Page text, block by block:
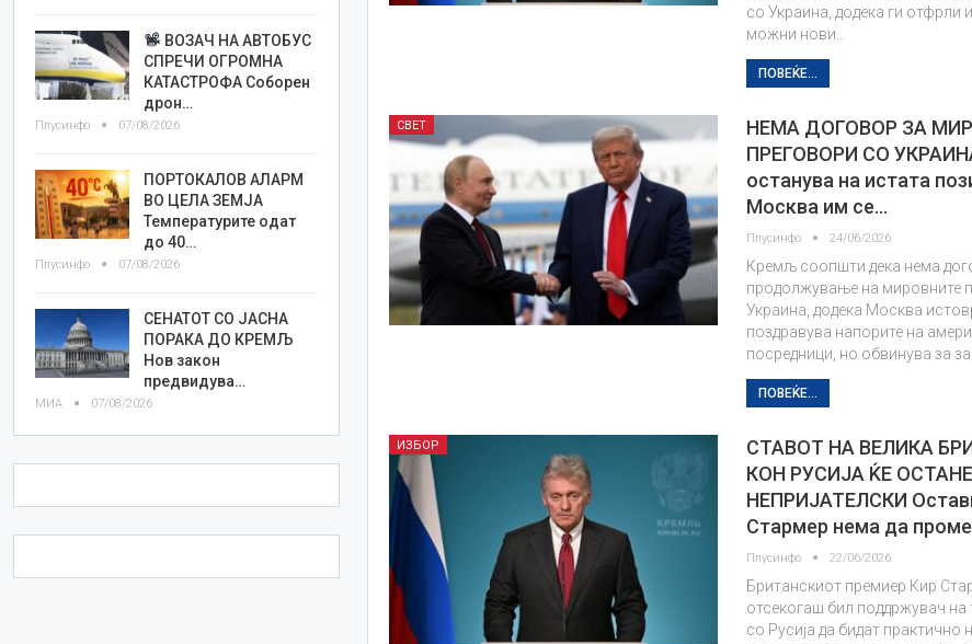
со Украина, додека ги отфрли
можни нови…
ПОВЕЌЕ...
СВЕТ
НЕМА ДОГОВОР ЗА
ПРЕГОВОРИ СО
останува на истата
Москва им се…
Плусинфо 24/06/2026
Кремљ соопшти дека нема
продолжување на мировните
Украина, додека Москва
поздравува напорите на
посредници, но обвинува за
ПОВЕЌЕ...
ИЗБОР
СТАВОТ НА ВЕЛИКА
КОН РУСИЈА ЌЕ ОСТАНЕ
НЕПРИЈАТЕЛСКИ
Стармер нема да
Плусинфо 22/06/2026
Британскиот премиер Кир
отсекогаш бил поддржувач на
со Русија да бидат практично
ВОЗАЧ НА АВТОБУС
СПРЕЧИ ОГРОМНА
КАТАСТРОФА Соборен
дрон…
Плусинфо 07/08/2026
ПОРТОКАЛОВ АЛАРМ
ВО ЦЕЛА ЗЕМЈА
Температурите одат
до 40…
Плусинфо 07/08/2026
СЕНАТОТ СО ЈАСНА
ПОРАКА ДО КРЕМЉ
Нов закон
предвидува…
МИА 07/08/2026